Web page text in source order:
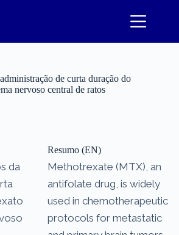
de curta duração do
nervoso central de ratos
da
Resumo (EN)
Methotrexate (MTX), an
antifolate drug, is widely
used in chemotherapeutic
protocols for metastatic